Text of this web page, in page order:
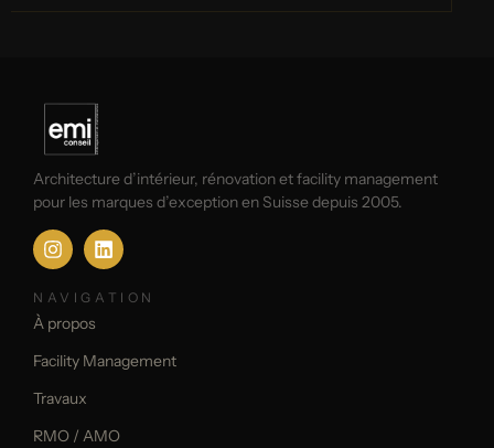
Architecture d’intérieur, rénovation et facility management
pour les marques d’exception en Suisse depuis 2005.
NAVIGATION
À propos
Facility Management
Travaux
RMO / AMO